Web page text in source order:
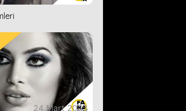
24 Mart 2023